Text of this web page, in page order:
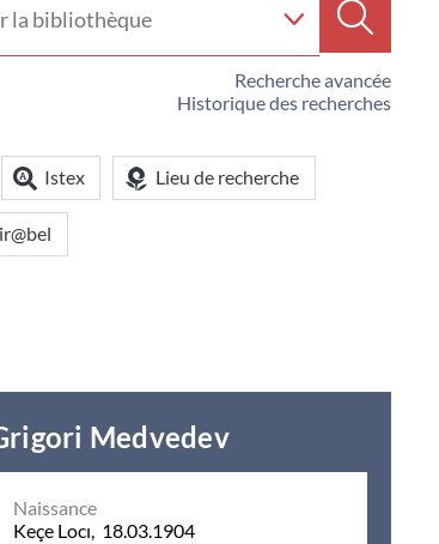
Recherche avancée
Historique des recherches
Istex Lieu de recherche
Medvedev
Naissance
Keçe Locı, 18.03.1904